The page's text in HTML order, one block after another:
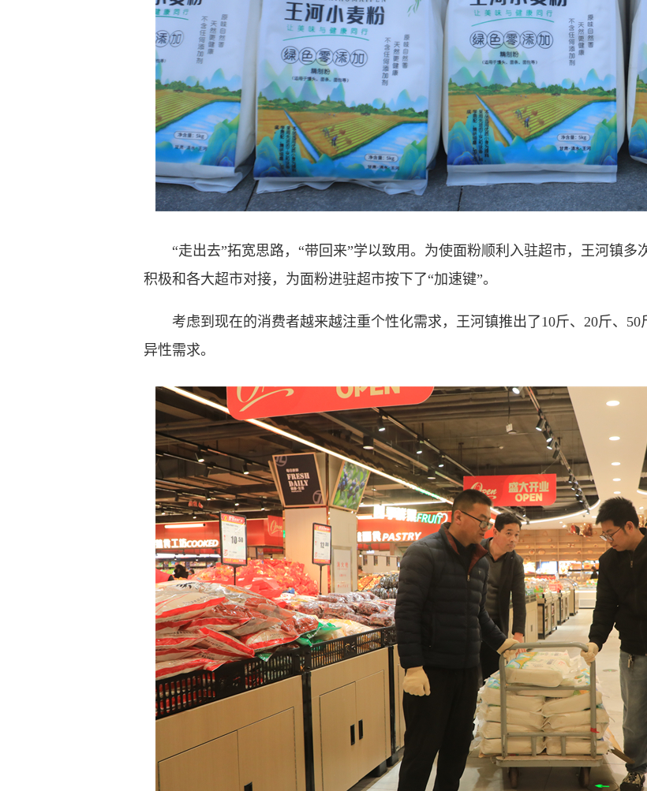
“走出去”拓宽思路，“带回来”学以致用。为使面粉顺利入驻超市，王河镇多
积极和各大超市对接，为面粉进驻超市按下了“加速键”。
考虑到现在的消费者越来越注重个性化需求，王河镇推出了10斤、20斤、50
异性需求。